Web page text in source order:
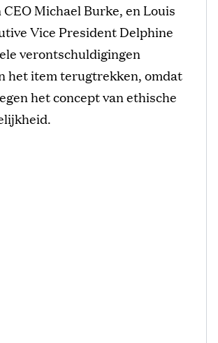
Michael Burke, en Louis
Vice President Delphine
verontschuldigingen
het item terugtrekken, omdat
het concept van ethische